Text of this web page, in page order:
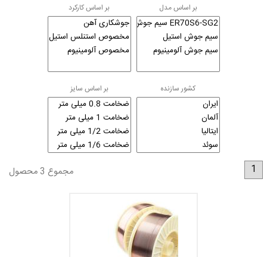
در روش استفاده از الکترودها اتصال توسط پوشش الکترود صورت
می گیرد اما در استفاده از سیم های زیر پودری از سیم های بدون
پوشش که بصورت قرقره هستند تشکیل شده است که ضمن تشکیل
قوس نقش واسط اتصال را بر عهده دارنداز این سیم هادر روش
قوس الکتریکی و الکترود دستی واسطه ی اتصال را نیز برعهده دارد
برای جبوگیری از اکسید شدن حین جوشکاری پود مخصوصی بنام
پودر جوش زیر پودری از یک مخزن به محل تشکیل قوس هدایت می
شودو حین جوشکاری پودر ذوب گردیده و محل مورد نظر را
جوشکاری می کند از سیم جوش های زیر پودری در جوشکاری
که می­توان با اعمال تغییراتی، عملیات سخت­کاری سطحی را نیز به
همراه جوشکاری انجام داد. در حالت کلی هزینة بسیار پایین کل فرآیند
جوشکاری را می­توان به عنوان یکی از اصلی­ترین مزایای این روش
بر اساس مدل بر اساس کارکرد
کشور سازنده بر اساس سایز
1 مجموع 3 محصول